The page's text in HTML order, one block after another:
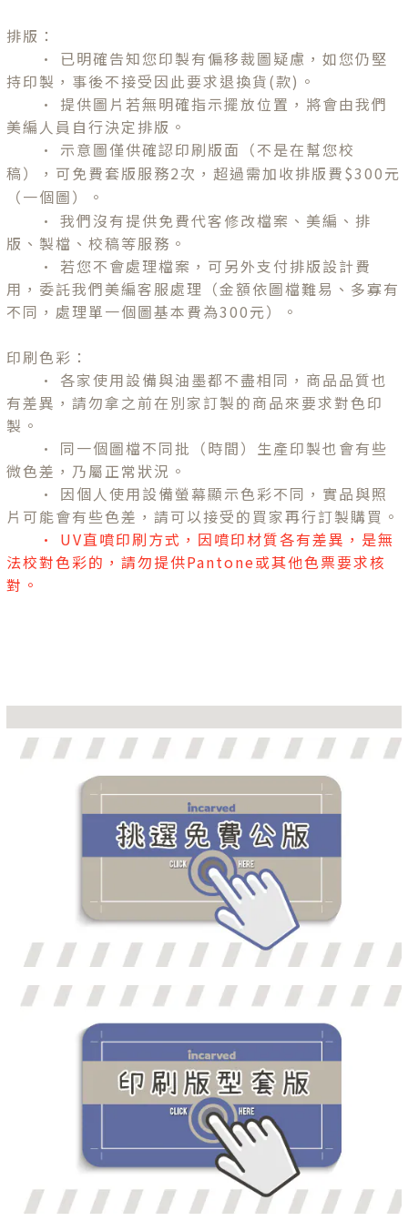
排版：
• 已明確告知您印製有偏移裁圖疑慮 ，如您仍堅
持印製，事後不接受因此要求退換貨(款)。
• 提供圖片若無明確指示擺放位置，將會由我們
美編人員自行決定排版。
•
示意圖僅供確認印刷版面（不是在幫您校
稿），可免費套版服務2次，超過需加收排版費$300元
（一個圖）。
• 我們沒有提供免費代客修改檔案、美編、排
版、製檔、校稿等服務。
• 若您不會處理檔案，可另外支付排版設計費
用 ，委託我們美編客服處理 （金額依圖檔難易、多寡有
不同，處理單一個圖基本費為300元）。
印刷色彩：
• 各家使用設備與油墨都不盡相同，商品品質也
有差異，請勿拿之前在別家訂製的商品來要求對色印
製。
• 同一個圖檔不同批（時間）生產印製也會有些
微色差，乃屬正常狀況。
• 因個人使用設備螢幕顯示色彩不同，實品與照
片可能會有些色差，請可以接受的買家再行訂製購買。
• UV直噴印刷方式，因噴印材質各有差異，是無
法校對色彩的，請勿提供Pantone或其他色票要求核
對。